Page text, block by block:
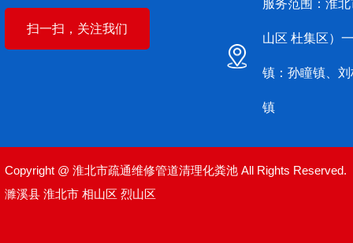
扫一扫，关注我们
服务范围：淮
山区 杜集区）
镇：孙瞳镇、
镇
Copyright @ 淮北市疏通维修管道清理化粪池 All Rights Reserved.
濉溪县 淮北市 相山区 烈山区